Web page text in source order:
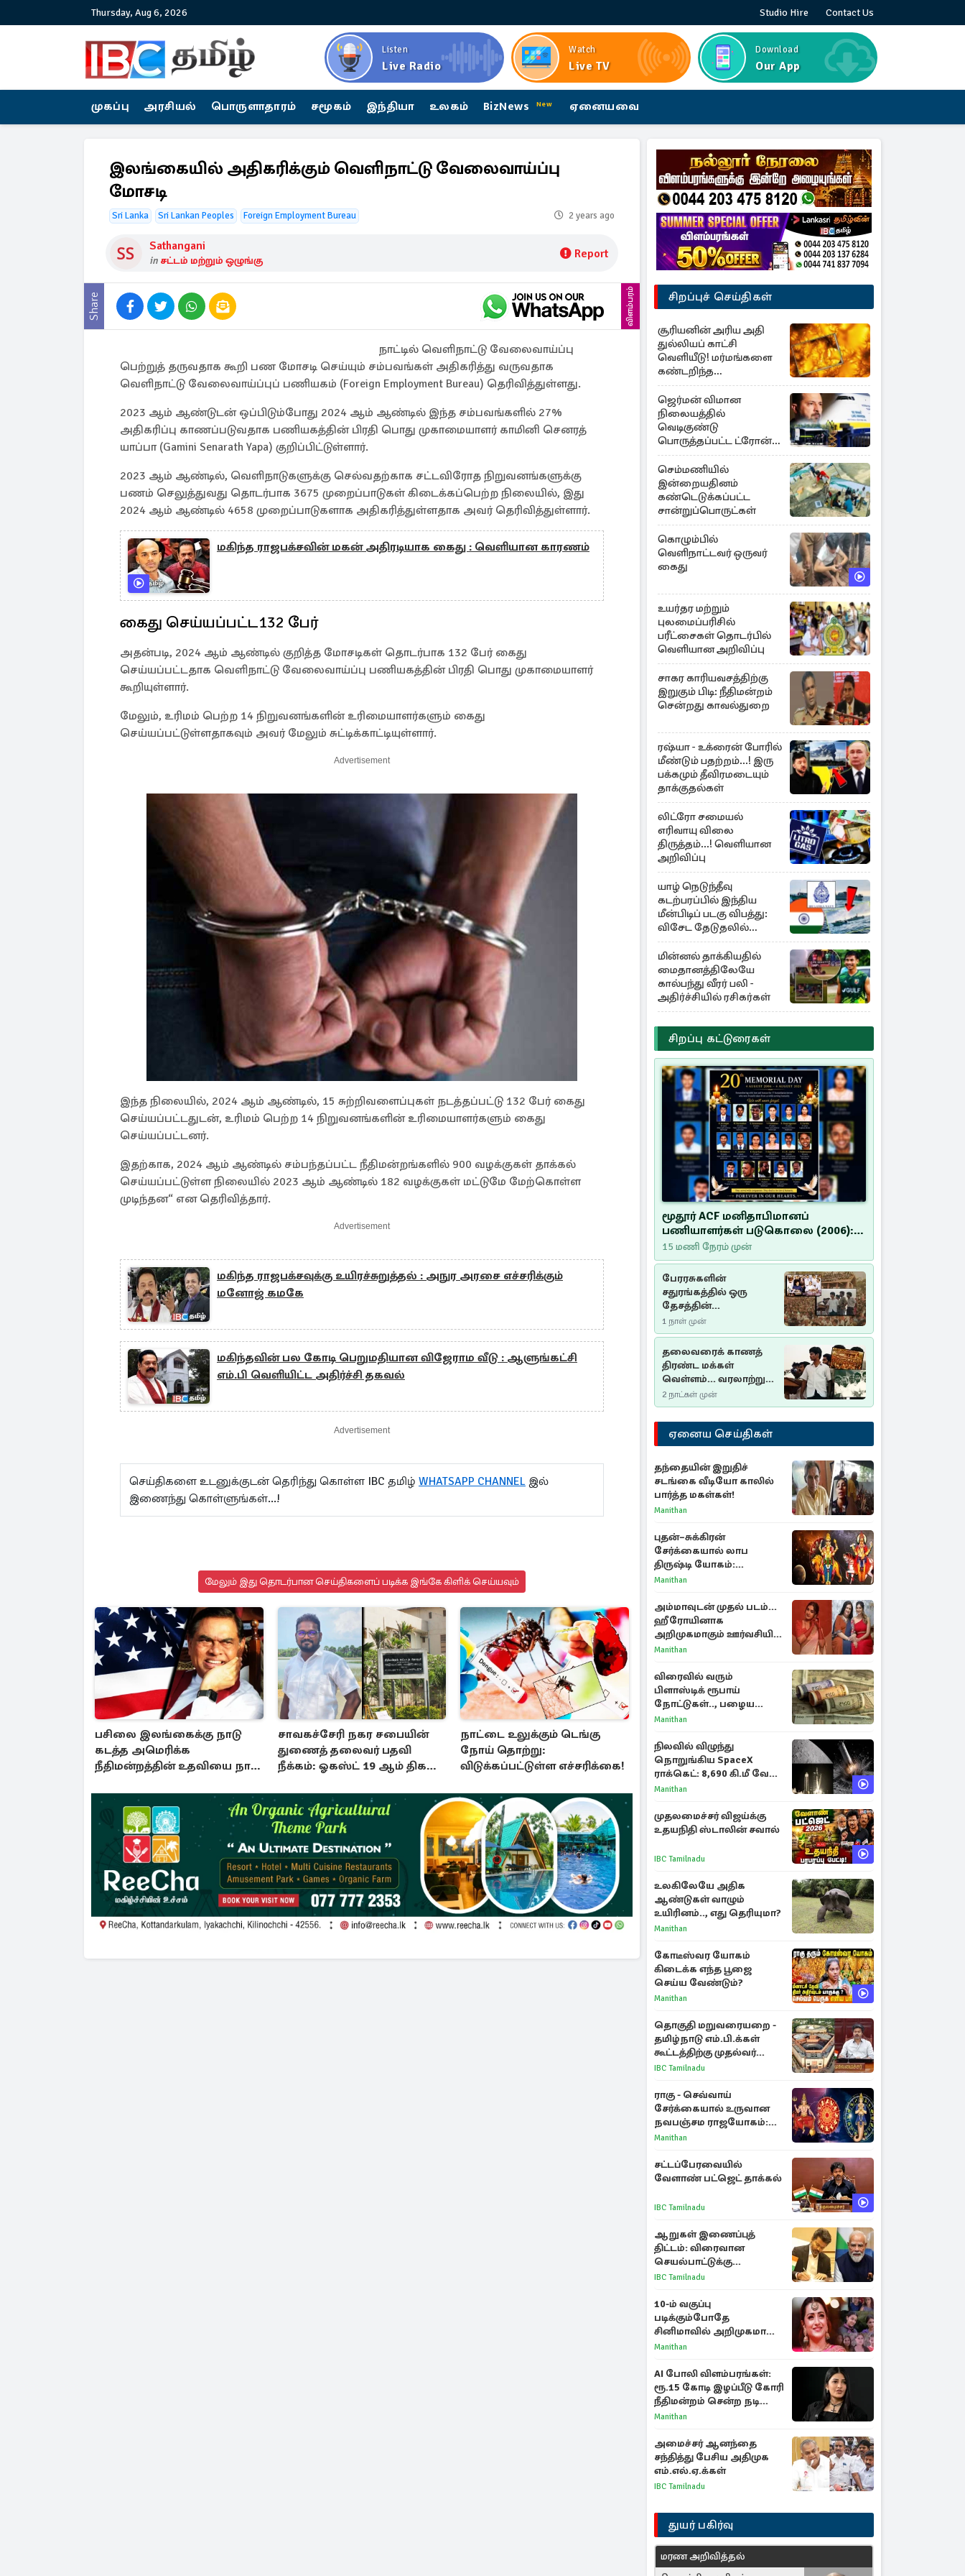
Thursday, Aug 6, 2026 Studio Hire Contact Us
Listen
Live Radio
Watch
Live TV
Download
Our App
முகப்பு அரசியல் பொருளாதாரம் சமூகம் இந்தியா உலகம் BizNews New ஏனையவை
இலங்கையில் அதிகரிக்கும் வெளிநாட்டு வேலைவாய்ப்பு
மோசடி
Sri Lanka Sri Lankan Peoples Foreign Employment Bureau 2 years ago
Sathangani
in சட்டம் மற்றும் ஒழுங்கு Report
Share விளம்பரம்
நாட்டில் வெளிநாட்டு வேலைவாய்ப்பு
பெற்றுத் தருவதாக கூறி பண மோசடி செய்யும் சம்பவங்கள் அதிகரித்து வருவதாக
வெளிநாட்டு வேலைவாய்ப்புப் பணியகம் (Foreign Employment Bureau) தெரிவித்துள்ளது.
2023 ஆம் ஆண்டுடன் ஒப்பிடும்போது 2024 ஆம் ஆண்டில் இந்த சம்பவங்களில் 27%
அதிகரிப்பு காணப்படுவதாக பணியகத்தின் பிரதி பொது முகாமையாளர் காமினி செனரத்
யாப்பா (Gamini Senarath Yapa) குறிப்பிட்டுள்ளார்.
2023 ஆம் ஆண்டில், வெளிநாடுகளுக்கு செல்வதற்காக சட்டவிரோத நிறுவனங்களுக்கு
பணம் செலுத்துவது தொடர்பாக 3675 முறைப்பாடுகள் கிடைக்கப்பெற்ற நிலையில், இது
2024 ஆம் ஆண்டில் 4658 முறைப்பாடுகளாக அதிகரித்துள்ளதாக அவர் தெரிவித்துள்ளார்.
மகிந்த ராஜபக்சவின் மகன் அதிரடியாக கைது : வெளியான காரணம்
கைது செய்யப்பட்ட132 பேர்
அதன்படி, 2024 ஆம் ஆண்டில் குறித்த மோசடிகள் தொடர்பாக 132 பேர் கைது
செய்யப்பட்டதாக வெளிநாட்டு வேலைவாய்ப்பு பணியகத்தின் பிரதி பொது முகாமையாளர்
கூறியுள்ளார்.
மேலும், உரிமம் பெற்ற 14 நிறுவனங்களின் உரிமையாளர்களும் கைது
செய்யப்பட்டுள்ளதாகவும் அவர் மேலும் சுட்டிக்காட்டியுள்ளார்.
Advertisement
இந்த நிலையில், 2024 ஆம் ஆண்டில், 15 சுற்றிவளைப்புகள் நடத்தப்பட்டு 132 பேர் கைது
செய்யப்பட்டதுடன், உரிமம் பெற்ற 14 நிறுவனங்களின் உரிமையாளர்களும் கைது
செய்யப்பட்டனர்.
இதற்காக, 2024 ஆம் ஆண்டில் சம்பந்தப்பட்ட நீதிமன்றங்களில் 900 வழக்குகள் தாக்கல்
செய்யப்பட்டுள்ள நிலையில் 2023 ஆம் ஆண்டில் 182 வழக்குகள் மட்டுமே மேற்கொள்ள
முடிந்தன“ என தெரிவித்தார்.
Advertisement
மகிந்த ராஜபக்சவுக்கு உயிரச்சுறுத்தல் : அநுர அரசை எச்சரிக்கும்
மனோஜ் கமகே
மகிந்தவின் பல கோடி பெறுமதியான விஜேராம வீடு : ஆளுங்கட்சி
எம்.பி வெளியிட்ட அதிர்ச்சி தகவல்
Advertisement
செய்திகளை உடனுக்குடன் தெரிந்து கொள்ள IBC தமிழ் WHATSAPP CHANNEL இல்
இணைந்து கொள்ளுங்கள்...!
மேலும் இது தொடர்பான செய்திகளைப் படிக்க இங்கே கிளிக் செய்யவும்
பசிலை இலங்கைக்கு நாடு
கடத்த அமெரிக்க
நீதிமன்றத்தின் உதவியை நாட
சாவகச்சேரி நகர சபையின்
துணைத் தலைவர் பதவி
நீக்கம்: ஓகஸ்ட் 19 ஆம் திகதி
நாட்டை உலுக்கும் டெங்கு
நோய் தொற்று:
விடுக்கப்பட்டுள்ள எச்சரிக்கை!
சிறப்புச் செய்திகள்
சூரியனின் அரிய அதி
துல்லியப் காட்சி
வெளியீடு! மர்மங்களை
கண்டறிந்த
விஞ்ஞானிகள்
ஜெர்மன் விமான
நிலையத்தில்
வெடிகுண்டு
பொருத்தப்பட்ட ட்ரோன்!
தப்பியது உக்ரைன்
விமானம்
செம்மணியில்
இன்றையதினம்
கண்டெடுக்கப்பட்ட
சான்றுப்பொருட்கள்
கொழும்பில்
வெளிநாட்டவர் ஒருவர்
கைது
உயர்தர மற்றும்
புலமைப்பரிசில்
பரீட்சைகள் தொடர்பில்
வெளியான அறிவிப்பு
சாகர காரியவசத்திற்கு
இறுகும் பிடி: நீதிமன்றம்
சென்றது காவல்துறை
ரஷ்யா - உக்ரைன் போரில்
மீண்டும் பதற்றம்...! இரு
பக்கமும் தீவிரமடையும்
தாக்குதல்கள்
லிட்ரோ சமையல்
எரிவாயு விலை
திருத்தம்...! வெளியான
அறிவிப்பு
யாழ் நெடுந்தீவு
கடற்பரப்பில் இந்திய
மீன்பிடிப் படகு விபத்து:
விசேட தேடுதலில்
இலங்கை கடற்படை
மின்னல் தாக்கியதில்
மைதானத்திலேயே
கால்பந்து வீரர் பலி -
அதிர்ச்சியில் ரசிகர்கள்
சிறப்பு கட்டுரைகள்
மூதூர் ACF மனிதாபிமானப்
பணியாளர்கள் படுகொலை (2006):
20 ஆண்டுகளாகியும் நீதி
மறுக்கப்பட்ட மனிதாபிமானப்
பேரவலம்
15 மணி நேரம் முன்
பேரரசுகளின்
சதுரங்கத்தில் ஒரு
தேசத்தின்
தீர்க்கதரிசனம் :
சுதுமலை பிரகடனம்
ஒரு வரலாற்றுப் பாடம்
1 நாள் முன்
தலைவரைக் காணத்
திரண்ட மக்கள்
வெள்ளம்... வரலாற்றுச்
சிறப்புமிக்க சுதுமலைப்
பிரகடனம்…
2 நாட்கள் முன்
ஏனைய செய்திகள்
தந்தையின் இறுதிச்
சடங்கை வீடியோ காலில்
பார்த்த மகள்கள்!
Manithan
புதன்–சுக்கிரன்
சேர்க்கையால் லாப
திருஷ்டி யோகம்:
அதிர்ஷ்டம் பெறும் டாப் 3
Manithan
அம்மாவுடன் முதல் படம்...
ஹீரோயினாக
அறிமுகமாகும் ஊர்வசியின்
மகள் தேஜலட்சுமி!
Manithan
விரைவில் வரும்
பிளாஸ்டிக் ரூபாய்
நோட்டுகள்.., பழைய
காகித நோட்டுகள்
Manithan
நிலவில் விழுந்து
நொறுங்கிய SpaceX
ராக்கெட்: 8,690 கி.மீ வேக
மோதலால் உருவான புதிய
Manithan
முதலமைச்சர் விஜய்க்கு
உதயநிதி ஸ்டாலின் சவால்
IBC Tamilnadu
உலகிலேயே அதிக
ஆண்டுகள் வாழும்
உயிரினம்.., எது தெரியுமா?
Manithan
கோடீஸ்வர யோகம்
கிடைக்க எந்த பூஜை
செய்ய வேண்டும்?
Manithan
தொகுதி மறுவரையறை -
தமிழ்நாடு எம்.பி.க்கள்
கூட்டத்திற்கு முதல்வர்
விஜய் அழைப்பு
IBC Tamilnadu
ராகு - செவ்வாய்
சேர்க்கையால் உருவான
நவபஞ்சம ராஜயோகம்:
அதிர்ஷ்டம் பெறும் 3
Manithan
சட்டப்பேரவையில்
வேளாண் பட்ஜெட் தாக்கல்
IBC Tamilnadu
ஆறுகள் இணைப்புத்
திட்டம்: விரைவான
செயல்பாட்டுக்கு
பிரதமருக்கு முதலமைச்சர்
IBC Tamilnadu
10-ம் வகுப்பு
படிக்கும்போதே
சினிமாவில் அறிமுகமான
த்ரிஷா! உண்மையை
காந்தி
Manithan
AI போலி விளம்பரங்கள்:
ரூ.15 கோடி இழப்பீடு கோரி
நீதிமன்றம் சென்ற நடிகை
ஸ்ருதி ஹாசன்!
Manithan
அமைச்சர் ஆனந்தை
சந்தித்து பேசிய அதிமுக
எம்.எல்.ஏ.க்கள்
IBC Tamilnadu
துயர் பகிர்வு
மரண அறிவித்தல்